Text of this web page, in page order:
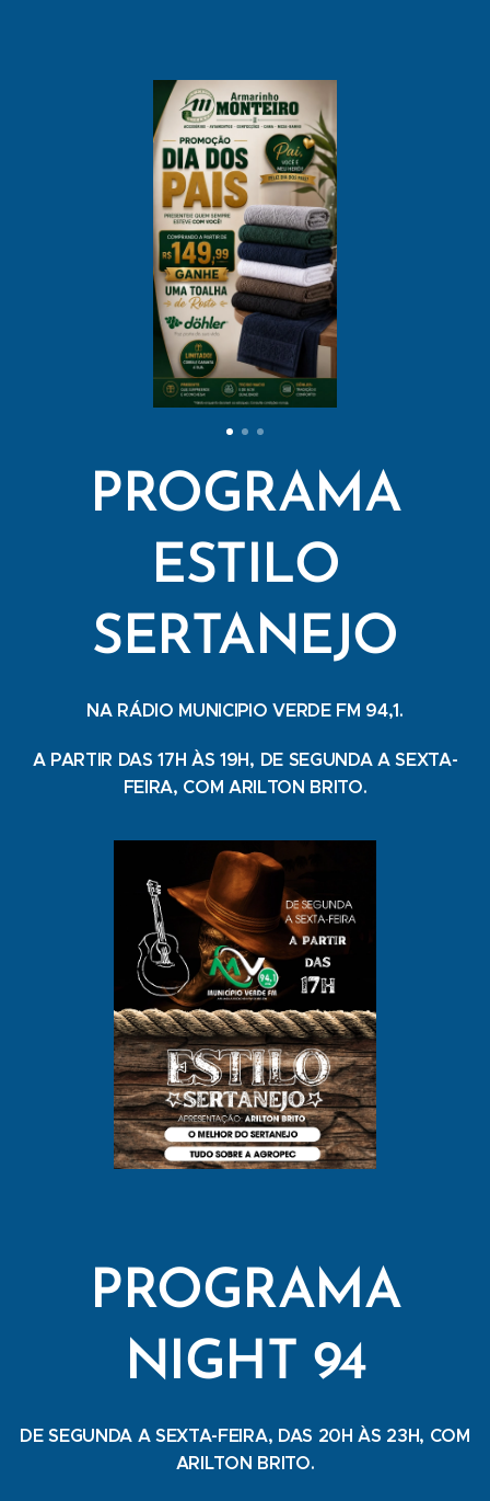
PROGRAMA
ESTILO
SERTANEJO
NA RÁDIO MUNICIPIO VERDE FM 94,1.
A PARTIR DAS 17H ÀS 19H, DE SEGUNDA A SEXTA-
FEIRA, COM ARILTON BRITO.
PROGRAMA
NIGHT 94
DE SEGUNDA A SEXTA-FEIRA, DAS 20H ÀS 23H, COM
ARILTON BRITO.